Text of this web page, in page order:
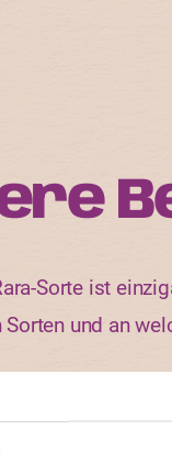
Sorte ist
Sorten und an